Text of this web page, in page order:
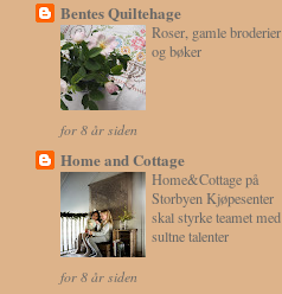
Bentes Quiltehage
Roser, gamle broderier
og bøker
for 8 år siden
Home and Cottage
Home&Cottage på
Storbyen Kjøpesenter
skal styrke teamet med
sultne talenter
for 8 år siden